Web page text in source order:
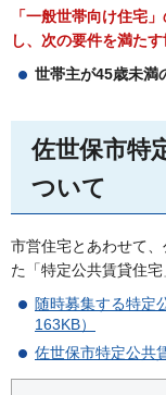
「一般世帯向け住宅
し、次の要件を満た
世帯主が45歳未満
佐世保市特
ついて
市営住宅とあわせて
た「特定公共賃貸住宅
随時募集する特定
163KB）
佐世保市特定公共